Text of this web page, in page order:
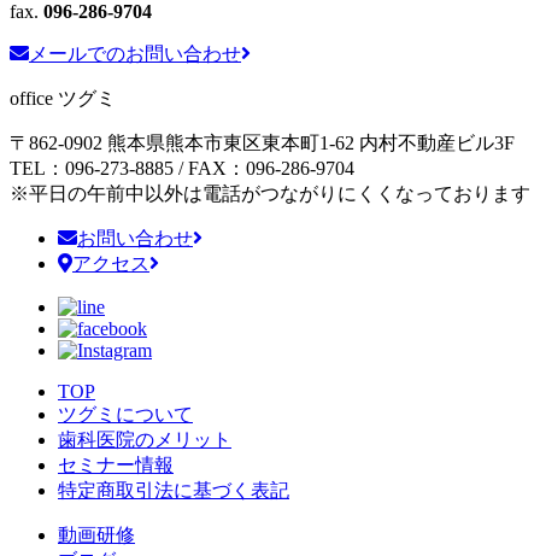
fax. 096-286-9704
メールでのお問い合わせ
office ツグミ
〒862-0902 熊本県熊本市東区東本町1-62 内村不動産ビル3F
TEL：096-273-8885 / FAX：096-286-9704
※平日の午前中以外は電話がつながりにくくなっております
お問い合わせ
アクセス
TOP
ツグミについて
歯科医院のメリット
セミナー情報
特定商取引法に基づく表記
動画研修